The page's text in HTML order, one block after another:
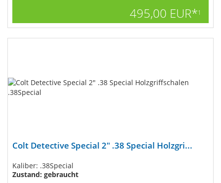
495,00 EUR*1
Colt Detective Special 2" .38 Special Holzgri...
Kaliber: .38Special
Zustand: gebraucht